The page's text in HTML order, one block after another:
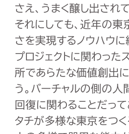
さえ、うまく醸し出され
それにしても、近年の東
さを実現するノウハウに
プロジェクトに関わった
所であらたな価値創出
う。バーチャルの側の人
回復に関わることだって
タチが多様な東京をつく